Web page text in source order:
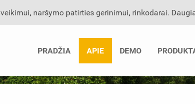
naršymo patirties gerinimui, rinkodarai.
PRADŽIA APIE DEMO